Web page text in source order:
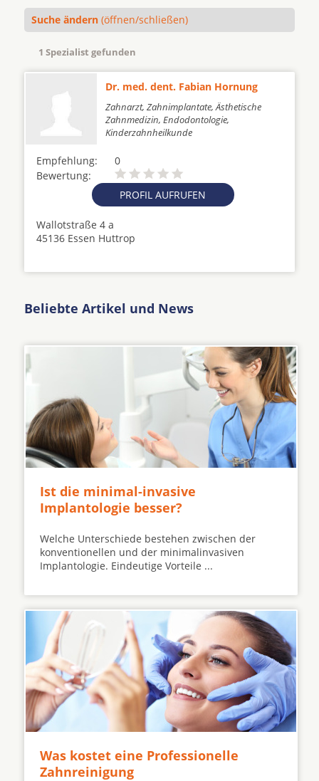
Suche ändern (öffnen/schließen)
1 Spezialist gefunden
Dr. med. dent. Fabian Hornung
Zahnarzt, Zahnimplantate, Ästhetische
Zahnmedizin, Endodontologie,
Kinderzahnheilkunde
Empfehlung:
0
Bewertung:
PROFIL AUFRUFEN
Wallotstraße 4 a
45136 Essen Huttrop
Beliebte Artikel und News
Ist die minimal-invasive
Implantologie besser?
Welche Unterschiede bestehen zwischen der
konventionellen und der minimalinvasiven
Implantologie. Eindeutige Vorteile ...
Was kostet eine Professionelle
Zahnreinigung